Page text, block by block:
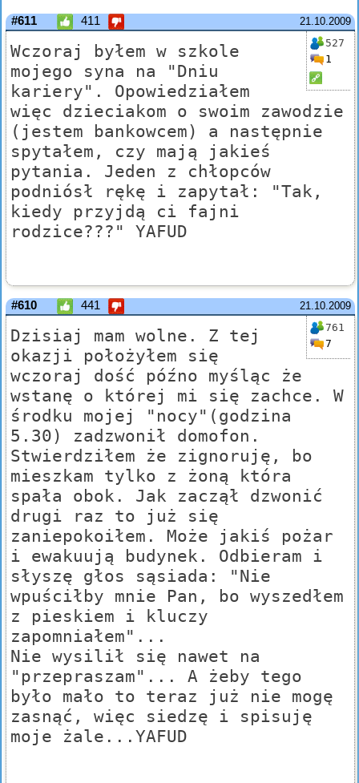
21.10.2009
#611 411
527
1
Wczoraj byłem w szkole
mojego syna na "Dniu
kariery". Opowiedziałem
więc dzieciakom o swoim zawodzie
(jestem bankowcem) a następnie
spytałem, czy mają jakieś
pytania. Jeden z chłopców
podniósł rękę i zapytał: "Tak,
kiedy przyjdą ci fajni
rodzice???" YAFUD
21.10.2009
#610 441
761
7
Dzisiaj mam wolne. Z tej
okazji położyłem się
wczoraj dość późno myśląc że
wstanę o której mi się zachce. W
środku mojej "nocy"(godzina
5.30) zadzwonił domofon.
Stwierdziłem że zignoruję, bo
mieszkam tylko z żoną która
spała obok. Jak zaczął dzwonić
drugi raz to już się
zaniepokoiłem. Może jakiś pożar
i ewakuują budynek. Odbieram i
słyszę głos sąsiada: "Nie
wpuściłby mnie Pan, bo wyszedłem
z pieskiem i kluczy
zapomniałem"...
Nie wysilił się nawet na
"przepraszam"... A żeby tego
było mało to teraz już nie mogę
zasnąć, więc siedzę i spisuję
moje żale...YAFUD